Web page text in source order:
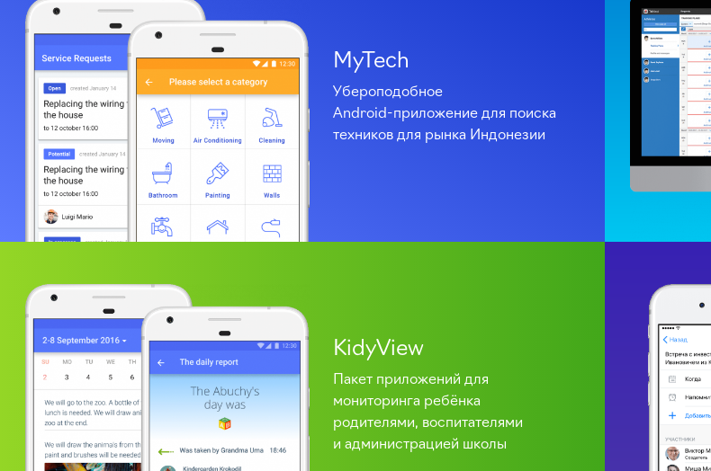
MyTech
Убероподобное
Android-приложениедля поиска
техников для рынка Индонезии
KidyView
Пакет приложений для
мониторинга ребёнка
родителями, воспитателями
и администрацией школы